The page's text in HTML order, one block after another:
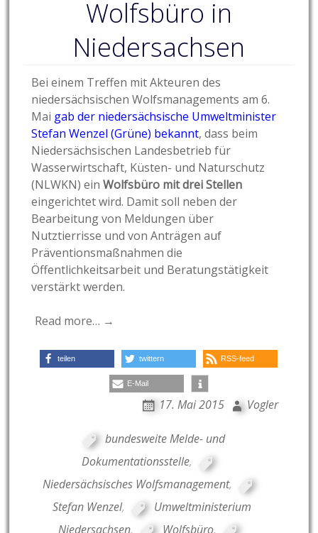
Wolfsbüro in
Niedersachsen
Bei einem Treffen mit Akteuren des
niedersächsischen Wolfsmanagements am 6.
Mai gab der niedersächsische Umweltminister
Stefan Wenzel (Grüne) bekannt, dass beim
Niedersächsischen Landesbetrieb für
Wasserwirtschaft, Küsten- und Naturschutz
(NLWKN) einWolfsbüro mit drei Stellen
eingerichtet wird. Damit soll neben der
Bearbeitung von Meldungen über
Nutztierrisse und von Anträgen auf
Präventionsmaßnahmen die
Öffentlichkeitsarbeit und Beratungstätigkeit
verstärkt werden.
Read more… →
teilen twittern RSS-feed
E-Mail
17. Mai 2015 Vogler
bundesweite Melde- und
Dokumentationsstelle,
Niedersächsisches Wolfsmanagement,
Stefan Wenzel,
Umweltministerium
Niedersachsen, Wolfsbüro,